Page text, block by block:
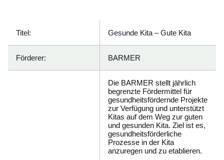
Titel: Gesunde Kita – Gute Kita
Förderer: BARMER
Die BARMER stellt jährlich
begrenzte Fördermittel für
gesundheitsfördernde Projekte
zur Verfügung und unterstützt
Kitas auf dem Weg zur guten
und gesunden Kita. Ziel ist es,
gesundheitsförderliche
Prozesse in der Kita
anzuregen und zu etablieren.